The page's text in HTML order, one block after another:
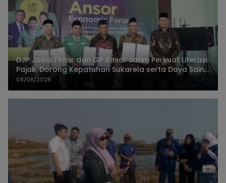
DJP Jawa Timur dan GP Ansor Jatim Perkuat Literasi
Pajak, Dorong Kepatuhan Sukarela serta Daya Saing
UMKM
08/08/2026